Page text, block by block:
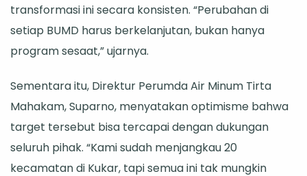
transformasi ini secara konsisten. “Perubahan di
setiap BUMD harus berkelanjutan, bukan hanya
program sesaat,” ujarnya.
Sementara itu, Direktur Perumda Air Minum Tirta
Mahakam, Suparno, menyatakan optimisme bahwa
target tersebut bisa tercapai dengan dukungan
seluruh pihak. “Kami sudah menjangkau 20
kecamatan di Kukar, tapi semua ini tak mungkin